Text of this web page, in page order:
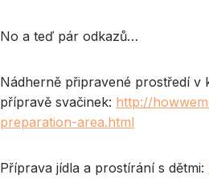
No a teď pár odkazů…
Nádherně připravené prostředí
přípravě svačinek: http://
preparation-area.html
Příprava jídla a prostírání s dětmi: